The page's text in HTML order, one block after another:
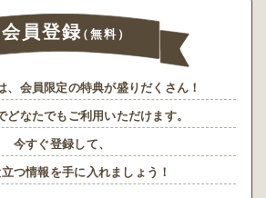
会員登録（無料）
、会員限定の特典が盛りだくさん！
どなたでもご利用いただけます。
今すぐ登録して、
つ情報を手に入れましょう！